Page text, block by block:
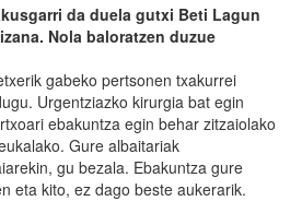
da duela gutxi Beti Lagun
Nola baloratzen duzue
gabeko pertsonen txakurrei
Urgentziazko kirurgia bat egin
ebakuntza egin behar zitzaiolako
Gure albaitariak
gu bezala. Ebakuntza gure
eta kito, ez dago beste aukerarik.